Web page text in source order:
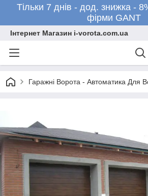
Тільки 7 днів - дод. знижка -
фірми GANT
Інтернет Магазин i-vorota.com.ua
Гаражні Ворота - Автоматика Для